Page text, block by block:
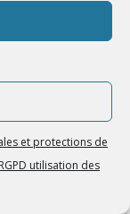
et protections de
utilisation des
de
:
si